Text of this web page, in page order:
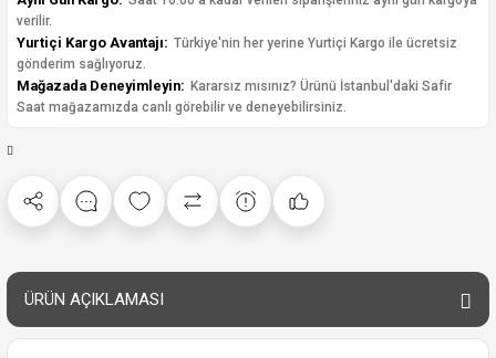
verilir.
Yurtiçi Kargo Avantajı: Türkiye'nin her yerine Yurtiçi Kargo ile ücretsiz
gönderim sağlıyoruz.
Mağazada Deneyimleyin: Kararsız mısınız? Ürünü İstanbul'daki Safir
Saat mağazamızda canlı görebilir ve deneyebilirsiniz.
ÜRÜN AÇIKLAMASI